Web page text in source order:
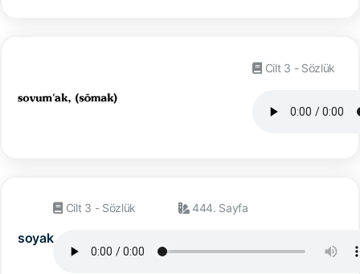
Cilt 3 - Sözlük
soyak
Cilt 3 - Sözlük 444. Sayfa